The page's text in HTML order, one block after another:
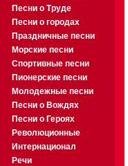
Песни о Труде
Песни о городах
Праздничные песни
Морские песни
Спортивные песни
Пионерские песни
Молодежные песни
Песни о Вождях
Песни о Героях
Революционные
Интернационал
Речи